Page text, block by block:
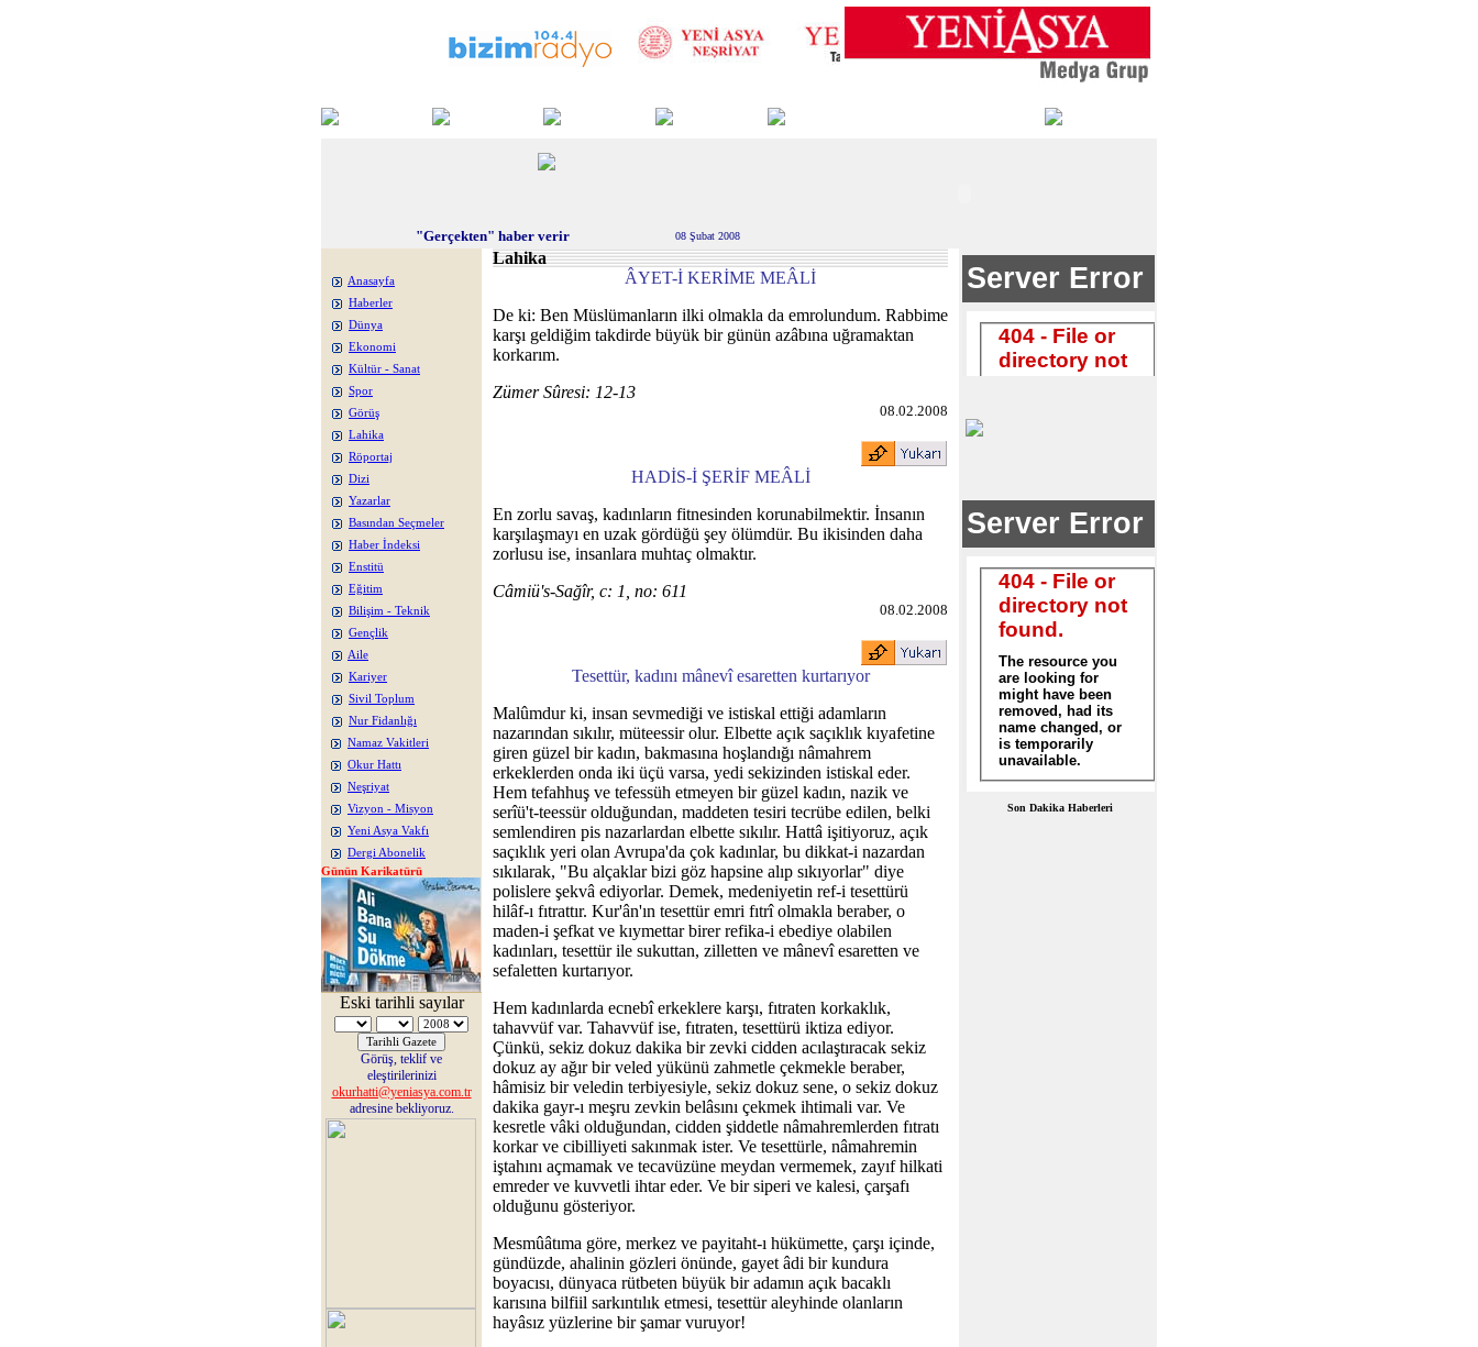
"Gerçekten" haber verir 08 Şubat 2008
Anasayfa
Haberler
Dünya
Ekonomi
Kültür - Sanat
Spor
Görüş
Lahika
Röportaj
Dizi
Yazarlar
Basından Seçmeler
Haber İndeksi
Enstitü
Eğitim
Bilişim - Teknik
Gençlik
Aile
Kariyer
Sivil Toplum
Nur Fidanlığı
Namaz Vakitleri
Okur Hattı
Neşriyat
Vizyon - Misyon
Yeni Asya Vakfı
Dergi Abonelik
Günün Karikatürü
Eski tarihli sayılar
Görüş, teklif ve
eleştirilerinizi
okurhatti@yeniasya.com.tr
adresine bekliyoruz.
Lahika
ÂYET-İ KERİME MEÂLİ
De ki: Ben Müslümanların ilki olmakla da emrolundum. Rabbime
karşı geldiğim takdirde büyük bir günün azâbına uğramaktan
korkarım.
Zümer Sûresi: 12-13
08.02.2008
HADİS-İ ŞERİF MEÂLİ
En zorlu savaş, kadınların fitnesinden korunabilmektir. İnsanın
karşılaşmayı en uzak gördüğü şey ölümdür. Bu ikisinden daha
zorlusu ise, insanlara muhtaç olmaktır.
Câmiü's-Sağîr, c: 1, no: 611
08.02.2008
Tesettür, kadını mânevî esaretten kurtarıyor
Malûmdur ki, insan sevmediği ve istiskal ettiği adamların
nazarından sıkılır, müteessir olur. Elbette açık saçıklık kıyafetine
giren güzel bir kadın, bakmasına hoşlandığı nâmahrem
erkeklerden onda iki üçü varsa, yedi sekizinden istiskal eder.
Hem tefahhuş ve tefessüh etmeyen bir güzel kadın, nazik ve
serîü't-teessür olduğundan, maddeten tesiri tecrübe edilen, belki
semlendiren pis nazarlardan elbette sıkılır. Hattâ işitiyoruz, açık
saçıklık yeri olan Avrupa'da çok kadınlar, bu dikkat-i nazardan
sıkılarak, "Bu alçaklar bizi göz hapsine alıp sıkıyorlar" diye
polislere şekvâ ediyorlar. Demek, medeniyetin ref-i tesettürü
hilâf-ı fıtrattır. Kur'ân'ın tesettür emri fıtrî olmakla beraber, o
maden-i şefkat ve kıymettar birer refika-i ebediye olabilen
kadınları, tesettür ile sukuttan, zilletten ve mânevî esaretten ve
sefaletten kurtarıyor.
Hem kadınlarda ecnebî erkeklere karşı, fıtraten korkaklık,
tahavvüf var. Tahavvüf ise, fıtraten, tesettürü iktiza ediyor.
Çünkü, sekiz dokuz dakika bir zevki cidden acılaştıracak sekiz
dokuz ay ağır bir veled yükünü zahmetle çekmekle beraber,
hâmisiz bir veledin terbiyesiyle, sekiz dokuz sene, o sekiz dokuz
dakika gayr-ı meşru zevkin belâsını çekmek ihtimali var. Ve
kesretle vâki olduğundan, cidden şiddetle nâmahremlerden fıtratı
korkar ve cibilliyeti sakınmak ister. Ve tesettürle, nâmahremin
iştahını açmamak ve tecavüzüne meydan vermemek, zayıf hilkati
emreder ve kuvvetli ihtar eder. Ve bir siperi ve kalesi, çarşafı
olduğunu gösteriyor.
Mesmûâtıma göre, merkez ve payitaht-ı hükümette, çarşı içinde,
gündüzde, ahalinin gözleri önünde, gayet âdi bir kundura
boyacısı, dünyaca rütbeten büyük bir adamın açık bacaklı
karısına bilfiil sarkıntılık etmesi, tesettür aleyhinde olanların
hayâsız yüzlerine bir şamar vuruyor!
Son Dakika Haberleri